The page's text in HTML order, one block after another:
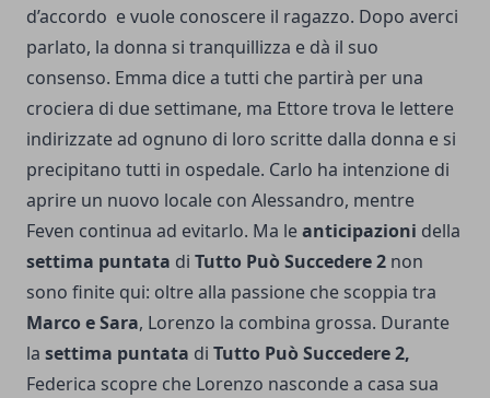
d’accordo e vuole conoscere il ragazzo. Dopo averci
parlato, la donna si tranquillizza e dà il suo
consenso. Emma dice a tutti che partirà per una
crociera di due settimane, ma Ettore trova le lettere
indirizzate ad ognuno di loro scritte dalla donna e si
precipitano tutti in ospedale. Carlo ha intenzione di
aprire un nuovo locale con Alessandro, mentre
Feven continua ad evitarlo. Ma leanticipazioni della
settima puntata di Tutto Può Succedere 2 non
sono finite qui: oltre alla passione che scoppia tra
Marco e Sara, Lorenzo la combina grossa. Durante
la settima puntata di Tutto Può Succedere 2,
Federica scopre che Lorenzo nasconde a casa sua